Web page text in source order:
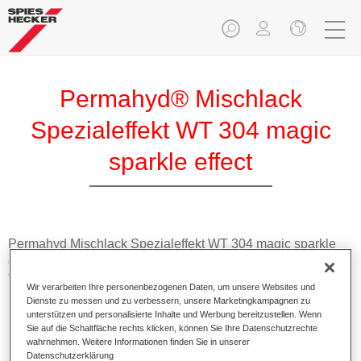
Permahyd® Mischlack
Spezialeffekt WT 304 magic
sparkle effect
Permahyd Mischlack Spezialeffekt WT 304 magic sparkle
effect eignet sich für die Ausmischung von Permahyd Hi-
TEC Basislack 480 und Permahyd Basislack 286.
Produktmerkmale
Einfach und schnell zu verarbeiten.
Bietet eine hohe Farbtongenauigkeit und gleichmäßige
Wir verarbeiten Ihre personenbezogenen Daten, um unsere Websites und
Dienste zu messen und zu verbessern, unsere Marketingkampagnen zu
unterstützen und personalisierte Inhalte und Werbung bereitzustellen. Wenn
Sie auf die Schaltfläche rechts klicken, können Sie Ihre Datenschutzrechte
wahrnehmen. Weitere Informationen finden Sie in unserer
Datenschutzerklärung